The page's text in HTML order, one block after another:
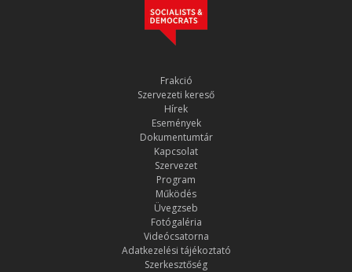
Frakció
Szervezeti kereső
Hírek
Események
Dokumentumtár
Kapcsolat
Szervezet
Program
Működés
Üvegzseb
Fotógaléria
Videócsatorna
Adatkezelési tájékoztató
Szerkesztőség